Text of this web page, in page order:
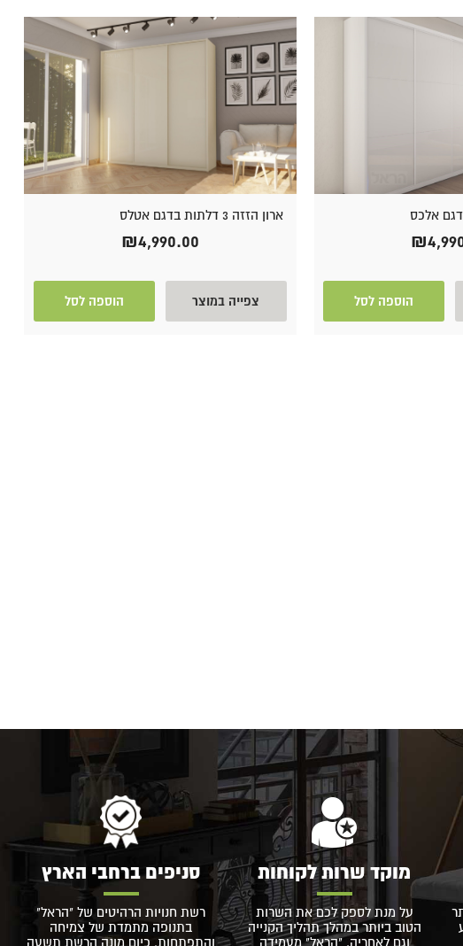
₪
הוספה לסל
ארון הזזה 3 דלתות בדגם אטלס
₪4,990.00
צפייה במוצר הוספה לסל
מוקד שרות לקוחות
על מנת לספק לכם את השרות
הטוב ביותר במהלך תהליך הקנייה
וגם לאחריה, "הראל" מעמידה
סניפים ברחבי הארץ
רשת חנויות הרהיטים של "הראל"
בתנופה מתמדת של צמיחה
והתפתחות. כיום מונה הרשת תשעה